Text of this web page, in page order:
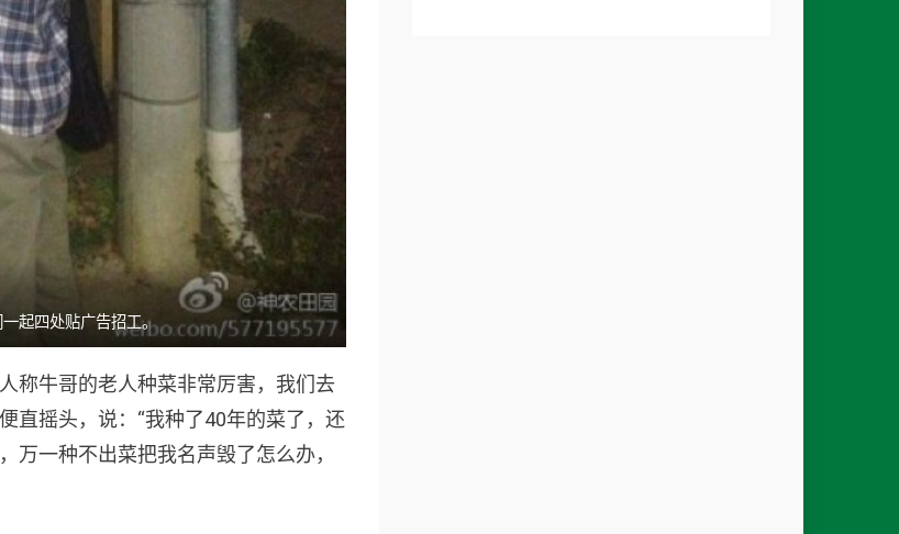
起四处贴广告招工。
称牛哥的老人种菜非常厉害，我们去
直摇头，说：“我种了40年的菜了，还
万一种不出菜把我名声毁了怎么办，